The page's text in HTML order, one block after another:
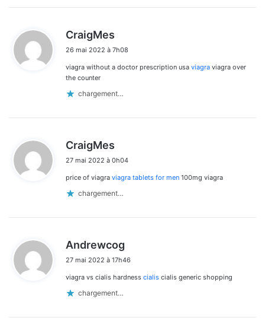
CraigMes
t
26 mai 2022 à 7h08
viagra without a doctor prescription usa viagra viagra over
the counter
chargement…
CraigMes
t
27 mai 2022 à 0h04
price of viagra viagra tablets for men 100mg viagra
chargement…
Andrewcog
t
27 mai 2022 à 17h46
viagra vs cialis hardness cialis cialis generic shopping
chargement…